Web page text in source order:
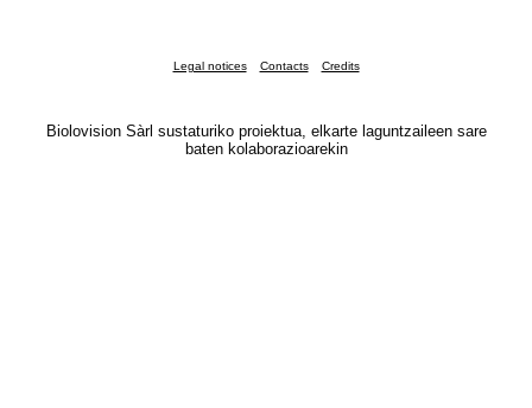
Legal notices Contacts Credits
Biolovision Sàrl sustaturiko proiektua, elkarte laguntzaileen sare
baten kolaborazioarekin